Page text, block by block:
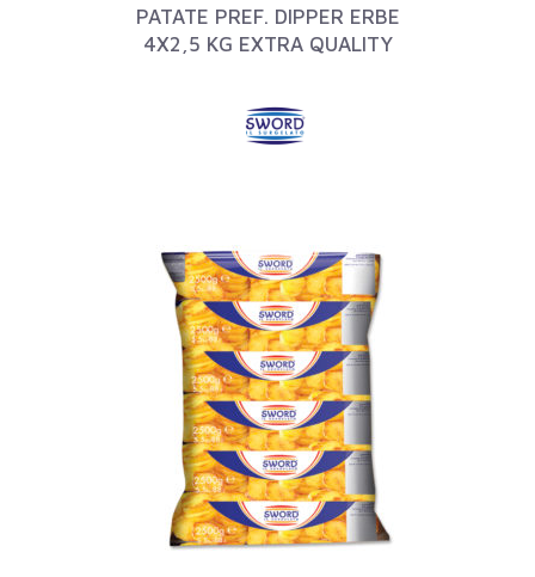
PATATE PREF. DIPPER ERBE
4X2,5 KG EXTRA QUALITY